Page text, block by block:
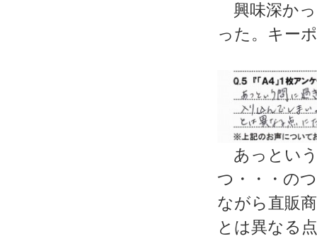
興味深かっ
った。キー
あっという
つ・・・の
ながら直販
とは異なる